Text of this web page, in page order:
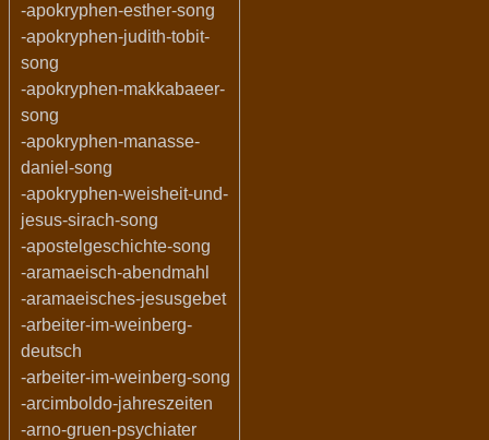
-apokryphen-esther-song
-apokryphen-judith-tobit-
song
-apokryphen-makkabaeer-
song
-apokryphen-manasse-
daniel-song
-apokryphen-weisheit-und-
jesus-sirach-song
-apostelgeschichte-song
-aramaeisch-abendmahl
-aramaeisches-jesusgebet
-arbeiter-im-weinberg-
deutsch
-arbeiter-im-weinberg-song
-arcimboldo-jahreszeiten
-arno-gruen-psychiater